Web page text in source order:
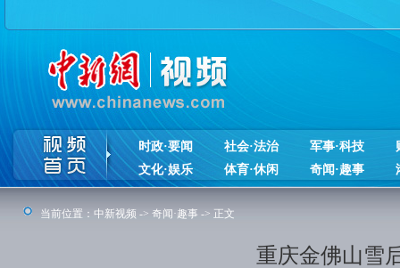
时政·要闻 社会·法治 军事·科技
文化·娱乐
体育·休闲 奇闻·趣事
当前位置： 中新视频 -> 奇闻·趣事 -> 正文
重庆金佛山雪